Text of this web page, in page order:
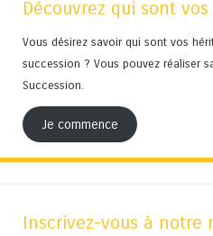
Découvrez qui sont
Vous désirez savoir qui sont vos
succession ? Vous pouvez réaliser
Succession.
Je commence
Inscrivez-vous à notre